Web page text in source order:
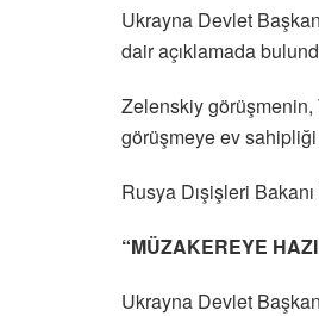
Ukrayna Devlet
dair açıklamada
Zelenskiy
görüşmeye ev
Rusya Dışişleri
“MÜZAKEREYE
Ukrayna Devlet